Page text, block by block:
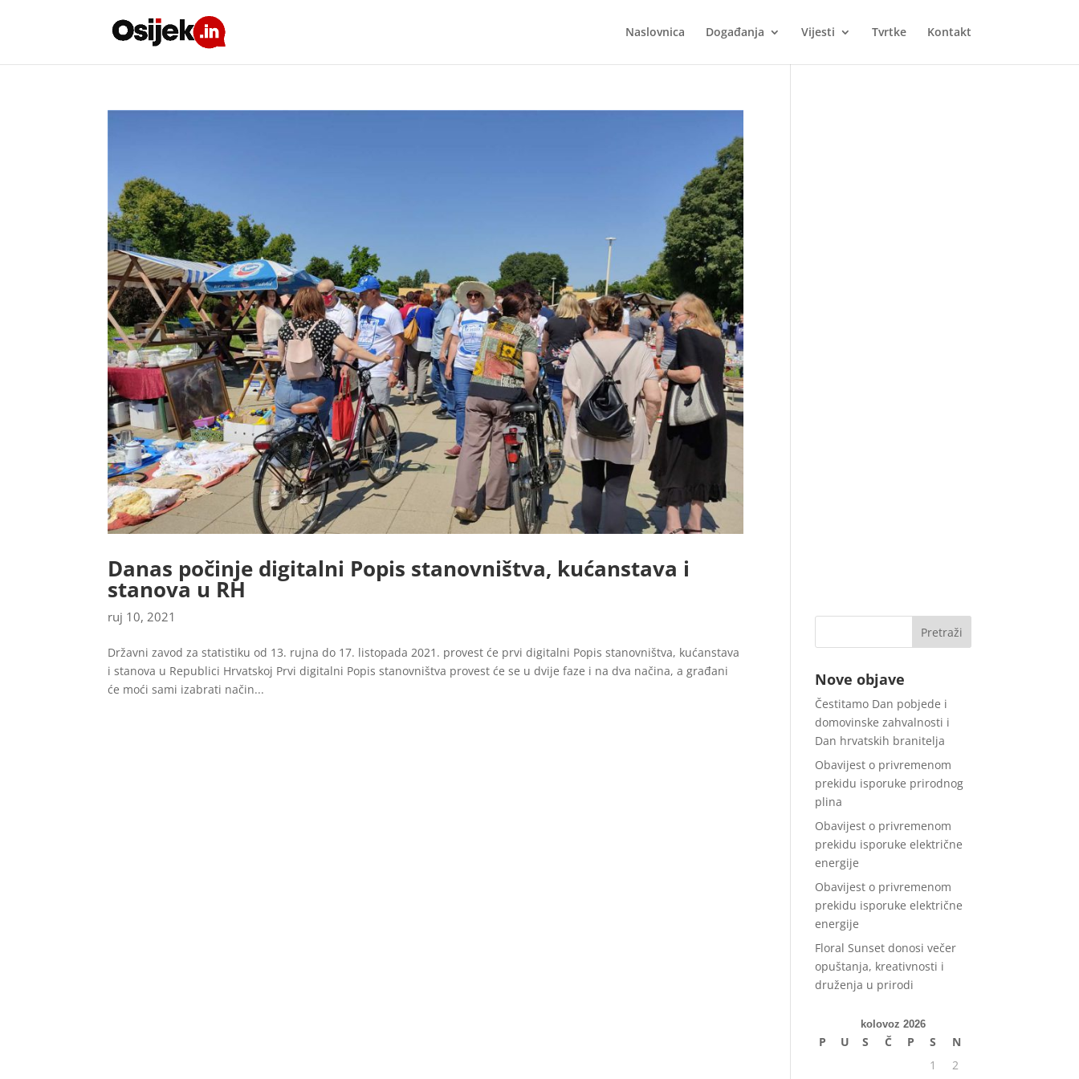
Naslovnica Događanja Vijesti Tvrtke Kontakt
Danas počinje digitalni Popis stanovništva, kućanstava i
stanova u RH
ruj 10, 2021
Državni zavod za statistiku od 13. rujna do 17. listopada 2021. provest će prvi digitalni Popis stanovništva, kućanstava
i stanova u Republici Hrvatskoj Prvi digitalni Popis stanovništva provest će se u dvije faze i na dva načina, a građani
će moći sami izabrati način...
Nove objave
Čestitamo Dan pobjede i
domovinske zahvalnosti i
Dan hrvatskih branitelja
Obavijest o privremenom
prekidu isporuke prirodnog
plina
Obavijest o privremenom
prekidu isporuke električne
energije
Obavijest o privremenom
prekidu isporuke električne
energije
Floral Sunset donosi večer
opuštanja, kreativnosti i
druženja u prirodi
kolovoz 2026
P U S Č P S
N
1
2